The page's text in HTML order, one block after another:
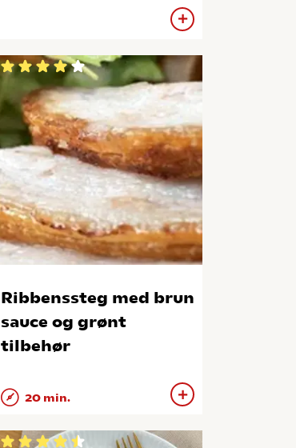
Ribbenssteg med brun
sauce og grønt
tilbehør
20 min.